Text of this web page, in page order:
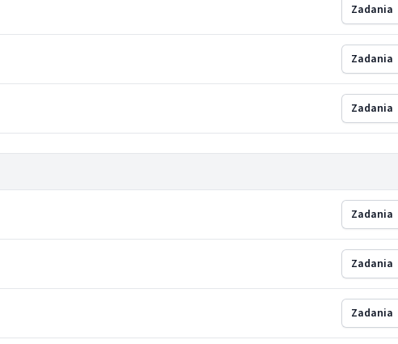
Zadania
Zadania
Zadania
Zadania
Zadania
Zadania